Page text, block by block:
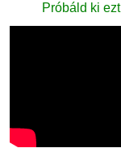
Próbáld ki